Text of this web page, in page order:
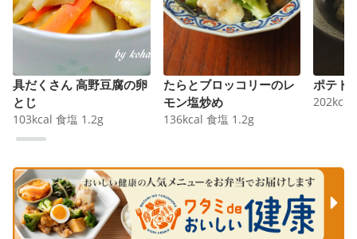
具だくさん 高野豆腐の卵
とじ
103kcal 食塩 1.2g
たらとブロッコリーのレ
モン塩炒め
136kcal 食塩 1.2g
ポテト
202kcal